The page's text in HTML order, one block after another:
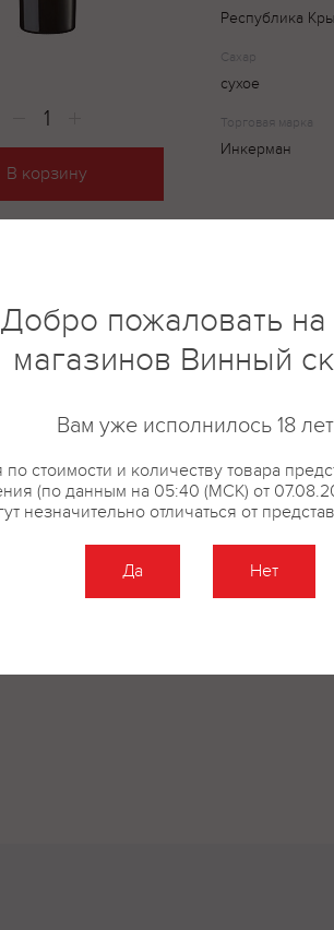
В корзину
Республика
Сахар
сухое
Торговая марка
Инкерман
Инкерман.
вино линейки
"Инкерман" из
лозы
Создание
виноделия.
Описание Отзывы
Добро пожаловать на
магазинов Винный
Вам уже исполнилось 18
стоимости и количеству товара
(по данным на 05:40 (МСК) от
незначительно отличаться от
Да Нет